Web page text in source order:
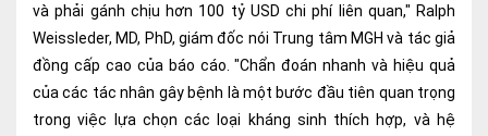
Dịch vụ Y tế gia đình – MEDI-HOME
Lấy mẫu xét nghiệm tại nhà
Bảo hiểm Y tế
và phải gánh chịu hơn 100 tỷ USD chi phí liên quan," Ralph
Weissleder, MD, PhD, giám đốc nói Trung tâm MGH và tác giả
đồng cấp cao của báo cáo. "Chẩn đoán nhanh và hiệu quả
của các tác nhân gây bệnh là một bước đầu tiên quan trọng
trong việc lựa chọn các loại kháng sinh thích hợp, và hệ